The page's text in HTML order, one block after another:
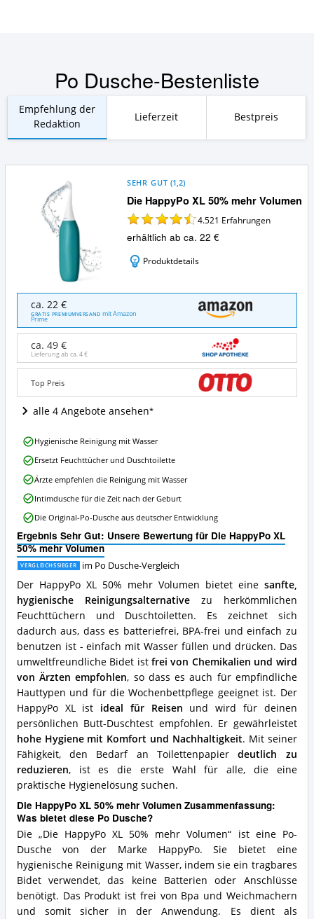
Po Dusche-Bestenliste
Empfehlung der
Redaktion
Lieferzeit Bestpreis
Die HappyPo XL 50% mehr Volumen
SEHR GUT (1,2)
4.521 Erfahrungen
erhältlich ab ca. 22 €
Produktdetails
HappyPo
XL
50%
mehr
Volumen
ist
diese
Dusche
erhältlich?
ca. 22 €
GRATIS PREMIUMVERSAND mit Amazon
Prime
ca. 49 €
Lieferung ab ca.4 €
Top Preis
alle 4 Angebote ansehen
Ergebnis Sehr Gut: Unsere Bewertung für Die HappyPo XL
50% mehr Volumen
VERGLEICHSSIEGER im Po Dusche-Vergleich
Der HappyPo XL 50% mehr Volumen bietet eine sanfte,
hygienische Reinigungsalternativezu herkömmlichen
Feuchttüchern und Duschtoiletten. Es zeichnet sich
dadurch aus, dass es batteriefrei, BPA-frei und einfach zu
benutzen ist - einfach mit Wasser füllen und drücken. Das
umweltfreundliche Bidet istfrei von Chemikalien und wird
von Ärzten empfohlen, so dass es auch für empfindliche
Hauttypen und für die Wochenbettpflege geeignet ist. Der
HappyPo XL ist ideal für Reisen und wird für deinen
persönlichen Butt-Duschtest empfohlen. Er gewährleistet
hohe Hygiene mit Komfort und Nachhaltigkeit. Mit seiner
Fähigkeit, den Bedarf an Toilettenpapierdeutlich zu
reduzieren, ist es die erste Wahl für alle, die eine
praktische Hygienelösung suchen.
Die HappyPo XL 50% mehr Volumen Zusammenfassung:
Was bietet diese Po Dusche?
Die „Die HappyPo XL 50% mehr Volumen“ ist eine Po-
Dusche von der Marke HappyPo. Sie bietet eine
hygienische Reinigung mit Wasser, indem sie ein tragbares
Bidet verwendet, das keine Batterien oder Anschlüsse
benötigt. Das Produkt ist frei von Bpa und Weichmachern
und somit sicher in der Anwendung. Es dient als
Die
HappyPo
XL
50%
mehr
Volumen
Vorteile:
Was
spricht
für
diese
Dusche?
Hygienische Reinigung mit Wasser
Ersetzt Feuchttücher und Duschtoilette
Ärzte empfehlen die Reinigung mit Wasser
Intimdusche für die Zeit nach der Geburt
Die Original-Po-Dusche aus deutscher Entwicklung